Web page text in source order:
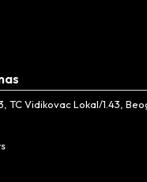
TC Vidikovac Lokal/1.43,